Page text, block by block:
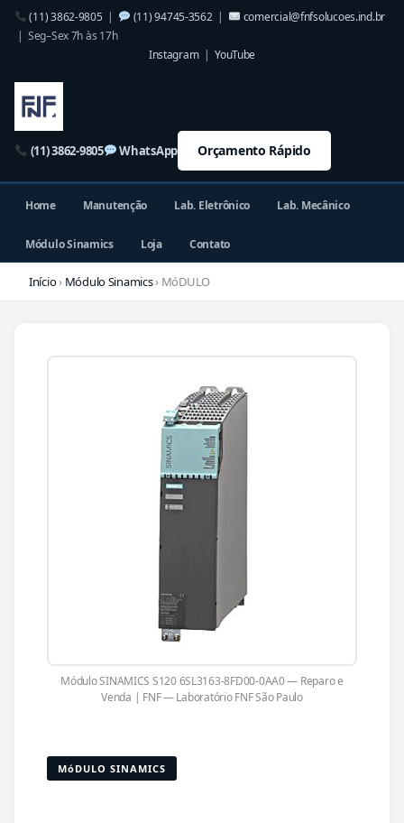
(11) 3862-9805| (11) 94745-3562|
comercial@fnfsolucoes.ind.br
| Seg–Sex 7h às 17h
Instagram|YouTube
(11) 3862-9805 WhatsApp Orçamento Rápido
Home Manutenção Lab. Eletrônico Lab. Mecânico
Módulo Sinamics Loja Contato
Início› Módulo Sinamics› MóDULO
Módulo SINAMICS S120 6SL3163-8FD00-0AA0 — Reparo e
Venda | FNF — Laboratório FNF São Paulo
MóDULO SINAMICS